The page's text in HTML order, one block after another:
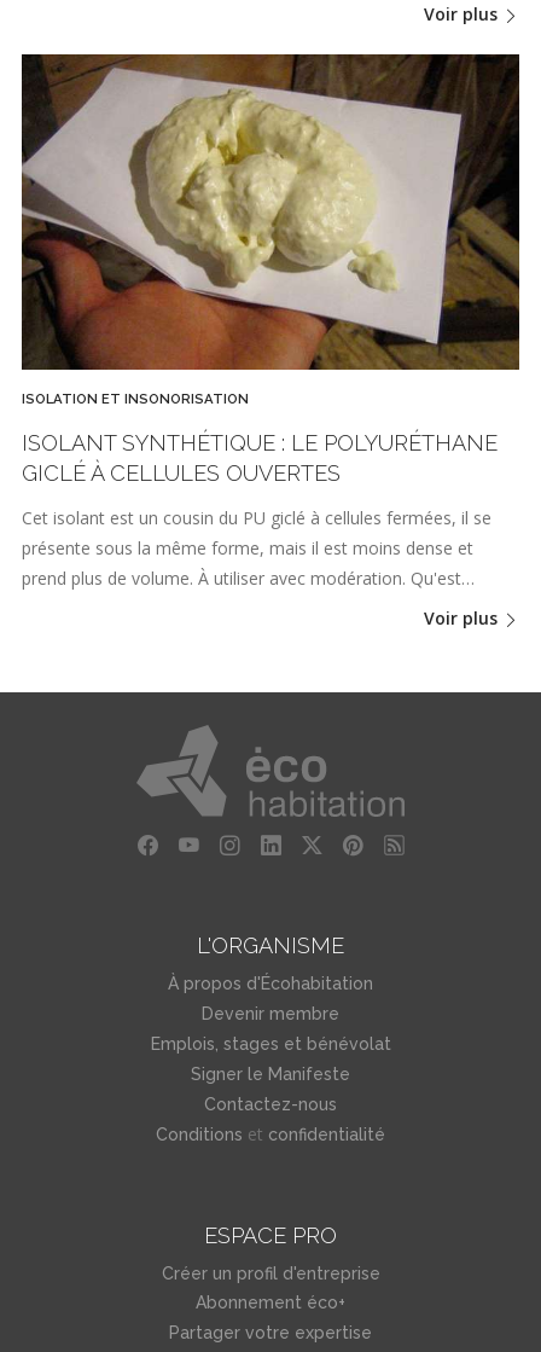
Voir plus
ISOLATION ET INSONORISATION
ISOLANT SYNTHÉTIQUE : LE POLYURÉTHANE
GICLÉ À CELLULES OUVERTES
Cet isolant est un cousin du PU giclé à cellules fermées, il se
présente sous la même forme, mais il est moins dense et
prend plus de volume. À utiliser avec modération. Qu'est…
Voir plus
L'ORGANISME
À propos d'Écohabitation
Devenir membre
Emplois, stages et bénévolat
Signer le Manifeste
Contactez-nous
Conditions et confidentialité
ESPACE PRO
Créer un profil d'entreprise
Abonnement éco+
Partager votre expertise